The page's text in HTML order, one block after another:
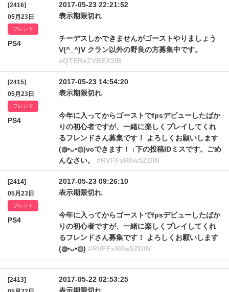
[2416]
05月23日
フレンド
PS4
2017-05-23 22:21:52
表示期限切れ
チーデスしかできませんがゴーストやりましょう
V(^_^)V クラン以外の野良の方募集中です。
#QTERsZVBEX3lB
[2415]
05月23日
フレンド
PS4
2017-05-23 14:54:20
表示期限切れ
今年に入ってからゴーストでfpsデビューしたばか
りの初心者ですが、一緒に楽しくプレイしてくれ
るフレンドさん募集です！ よろしくお願いします
(◍•ᴗ•◍)vcできます！ ↓下の投稿IDミスです。ごめ
んなさい。 #RVFFxR0w5ZDlN
[2414]
05月23日
フレンド
PS4
2017-05-23 09:26:10
表示期限切れ
今年に入ってからゴーストでfpsデビューしたばか
りの初心者ですが、一緒に楽しくプレイしてくれ
るフレンドさん募集です！ よろしくお願いします
(◍•ᴗ•◍) #RVFFxR0w5ZDlN
[2413]
2017-05-22 02:53:25